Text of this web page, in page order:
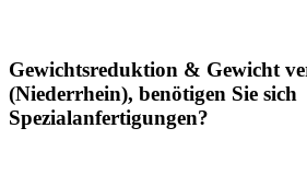
Gewichtsreduktion & Gewicht
(Niederrhein), benötigen Sie sich
Spezialanfertigungen?